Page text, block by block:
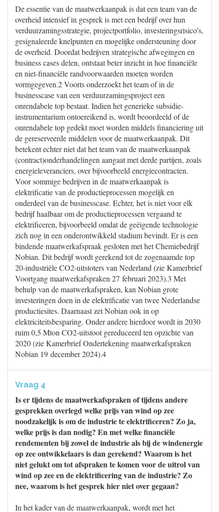
De essentie van de maatwerkaanpak is dat een team van de
overheid intensief in gesprek is met een bedrijf over hun
verduurzamingsstrategie, projectportfolio, investeringsrisico’s,
gesignaleerde knelpunten en mogelijke ondersteuning door
de overheid. Doordat bedrijven strategische afwegingen en
business cases delen, ontstaat beter inzicht in hoe financiële
en niet-financiële randvoorwaarden moeten worden
vormgegeven.2 Voorts onderzoekt het team of in de
businesscase van een verduurzamingsproject een
onrendabele top bestaat. Indien het generieke subsidie-
instrumentarium ontoereikend is, wordt beoordeeld of de
onrendabele top gedekt moet worden middels financiering uit
de gereserveerde middelen voor de maatwerkaanpak. Dit
betekent echter niet dat het team van de maatwerkaanpak
(contract)onderhandelingen aangaat met derde partijen, zoals
energieleveranciers, over bijvoorbeeld energiecontracten.
Voor sommige bedrijven in de maatwerkaanpak is
elektrificatie van de productieprocessen mogelijk en
onderdeel van de businesscase. Echter, het is niet voor elk
bedrijf haalbaar om de productieprocessen vergaand te
elektrificeren, bijvoorbeeld omdat de geëigende technologie
zich nog in een onderontwikkeld stadium bevindt. Er is een
bindende maatwerkafspraak gesloten met het Chemiebedrijf
Nobian. Dit bedrijf wordt gerekend tot de zogenaamde top
20-industriële CO2-uitstoters van Nederland (zie Kamerbrief
Voortgang maatwerkafspraken 27 februari 2023).3 Met
behulp van de maatwerkafspraken, kan Nobian grote
investeringen doen in de elektrificatie van twee Nederlandse
productiesites. Daarnaast zet Nobian ook in op
elektriciteitsbesparing. Onder andere hierdoor wordt in 2030
ruim 0,5 Mton CO2-uitstoot gereduceerd ten opzichte van
2020 (zie Kamerbrief Ondertekening maatwerkafspraken
Nobian 19 december 2024).4
Vraag 4
Is er tijdens de maatwerkafspraken of tijdens andere
gesprekken overlegd welke prijs van wind op zee
noodzakelijk is om de industrie te elektrificeren? Zo ja,
welke prijs is dan nodig? En met welke financiële
rendementen bij zowel de industrie als bij de windenergie
op zee ontwikkelaars is dan gerekend? Waarom is het
niet gelukt om tot afspraken te komen voor de uitrol van
wind op zee en de elektrificering van de industrie? Zo
nee, waarom is het gesprek hier niet over gegaan?
In het kader van de maatwerkaanpak, wordt met het